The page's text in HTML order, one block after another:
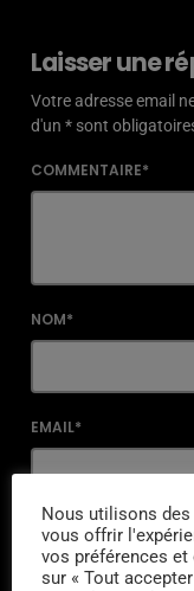
Laisser une
Votre adresse email
d'un * sont
COMMENTAIRE*
NOM*
EMAIL*
URL
Nous utilisons
vous offrir
vos préférences
sur « Tout